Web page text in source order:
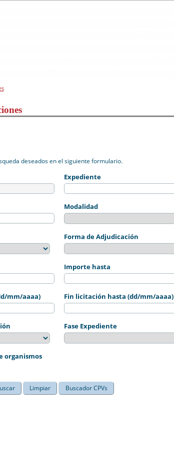
deseados en el siguiente formulario.
Expediente
Modalidad
Forma de Adjudicación
Importe hasta
mm/aaaa) Fin licitación hasta (dd/mm/aaaa)
Fase Expediente
organismos